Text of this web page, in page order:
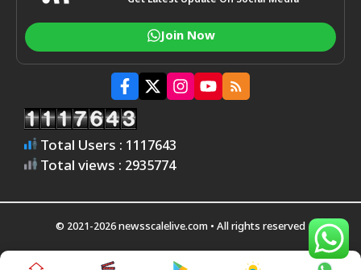
Join Now
Total Users : 1117643
Total views : 2935774
© 2021-2026 newsscalelive.com • All rights reserved